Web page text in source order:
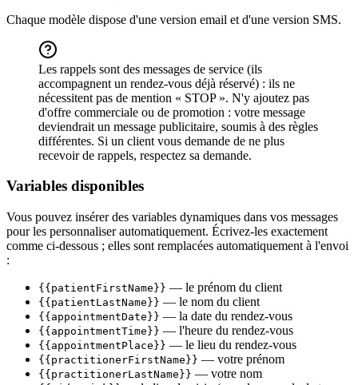
Chaque modèle dispose d'une version email et d'une version SMS.
Les rappels sont des messages de service (ils
accompagnent un rendez-vous déjà réservé) : ils ne
nécessitent pas de mention « STOP ». N'y ajoutez pas
d'offre commerciale ou de promotion : votre message
deviendrait un message publicitaire, soumis à des règles
différentes. Si un client vous demande de ne plus
recevoir de rappels, respectez sa demande.
Variables disponibles
Vous pouvez insérer des variables dynamiques dans vos messages
pour les personnaliser automatiquement. Écrivez-les exactement
comme ci-dessous ; elles sont remplacées automatiquement à l'envoi
:
{{patientFirstName}} — le prénom du client
{{patientLastName}} — le nom du client
{{appointmentDate}} — la date du rendez-vous
{{appointmentTime}} — l'heure du rendez-vous
{{appointmentPlace}} — le lieu du rendez-vous
{{practitionerFirstName}} — votre prénom
{{practitionerLastName}} — votre nom